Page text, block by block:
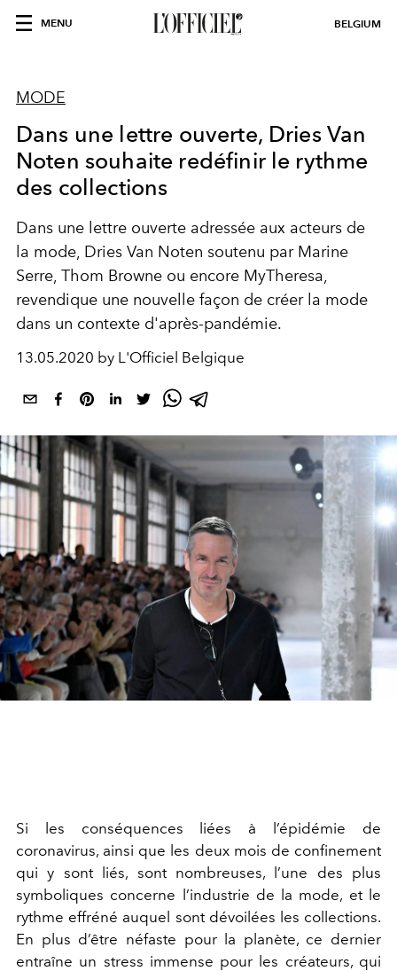
MENU BELGIUM
MODE
Dans une lettre ouverte, Dries Van
Noten souhaite redéfinir le rythme
des collections
Dans une lettre ouverte adressée aux acteurs de
la mode, Dries Van Noten soutenu par Marine
Serre, Thom Browne ou encore MyTheresa,
revendique une nouvelle façon de créer la mode
dans un contexte d'après-pandémie.
13.05.2020 by L'Officiel Belgique
Si les conséquences liées à l’épidémie de
coronavirus, ainsi que les deux mois de confinement
qui y sont liés, sont nombreuses, l’une des plus
symboliques concerne l’industrie de la mode, et le
rythme effréné auquel sont dévoilées les collections.
En plus d’être néfaste pour la planète, ce dernier
entraîne un stress immense pour les créateurs, qui